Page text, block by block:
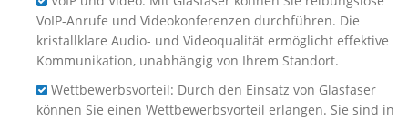
VoIP-Anrufe und Videokonferenzen durchführen. Die
kristallklare Audio- und Videoqualität ermöglicht effektive
Kommunikation, unabhängig von Ihrem Standort.
Wettbewerbsvorteil: Durch den Einsatz von Glasfaser
können Sie einen Wettbewerbsvorteil erlangen. Sie sind in